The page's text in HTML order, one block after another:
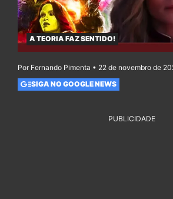
A TEORIA FAZ SENTIDO!
Por Fernando Pimenta • 22 de novembro de
SIGA NO GOOGLE NEWS
PUBLICIDADE